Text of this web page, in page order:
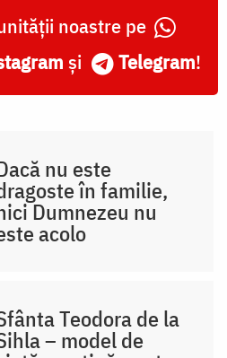
noastre pe
și Telegram!
nu este
în familie,
Dumnezeu nu
acolo
Teodora de la
– model de